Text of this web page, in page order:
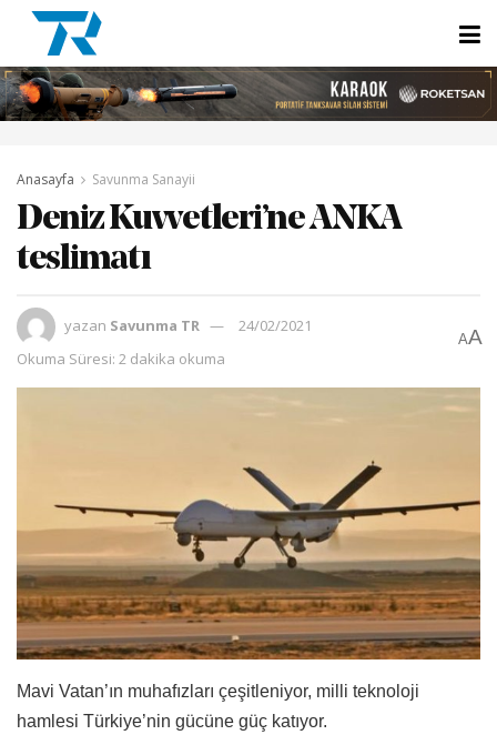
Anasayfa Savunma Sanayii
Deniz Kuvvetleri’ne ANKA
teslimatı
yazan Savunma TR
24/02/2021
Okuma Süresi: 2 dakika okuma
AA
Mavi Vatan’ın muhafızları çeşitleniyor, milli teknoloji
hamlesi Türkiye’nin gücüne güç katıyor.